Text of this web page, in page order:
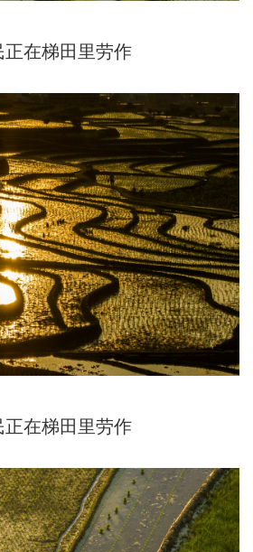
正在梯田里劳作
正在梯田里劳作